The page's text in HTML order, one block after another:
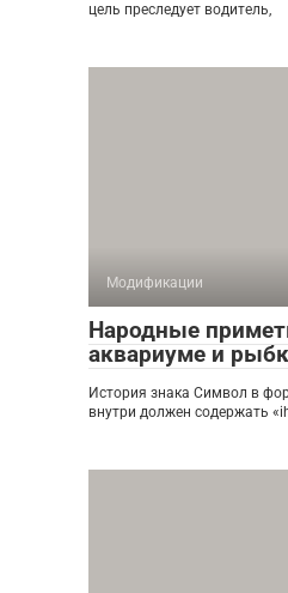
цель преследует водитель,
Модификации
Народные
аквариуме и
История знака Символ в
внутри должен содержать